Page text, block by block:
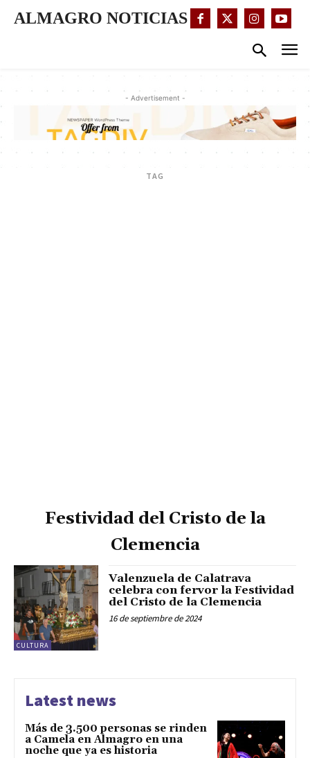
ALMAGRO NOTICIAS
- Advertisement -
TAG
Festividad del Cristo de la
Clemencia
CULTURA
Valenzuela de Calatrava
celebra con fervor la Festividad
del Cristo de la Clemencia
16 de septiembre de 2024
Latest news
Más de 3.500 personas se rinden
a Camela en Almagro en una
noche que ya es historia